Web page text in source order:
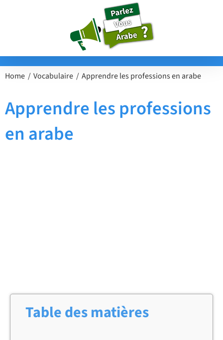
Home Vocabulaire Apprendre les professions en arabe
Apprendre les professions
en arabe
Table des matières